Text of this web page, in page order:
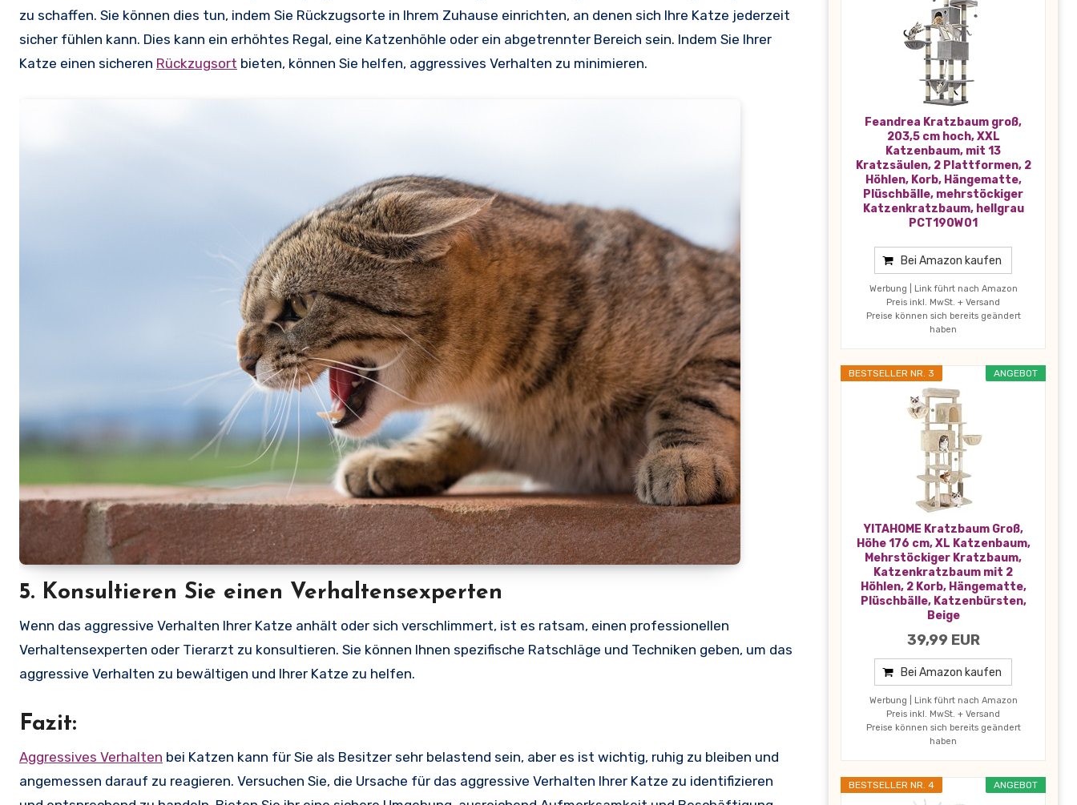
zu schaffen. Sie können dies tun, indem Sie Rückzugsorte in Ihrem Zuhause einrichten, an denen sich Ihre Katze jederzeit
sicher fühlen kann. Dies kann ein erhöhtes Regal, eine Katzenhöhle oder ein abgetrennter Bereich sein. Indem Sie Ihrer
Katze einen sicheren Rückzugsort bieten, können Sie helfen, aggressives Verhalten zu minimieren.
5. Konsultieren Sie einen Verhaltensexperten
Wenn das aggressive Verhalten Ihrer Katze anhält oder sich verschlimmert, ist es ratsam, einen professionellen
Verhaltensexperten oder Tierarzt zu konsultieren. Sie können Ihnen spezifische Ratschläge und Techniken geben, um das
aggressive Verhalten zu bewältigen und Ihrer Katze zu helfen.
Fazit:
Aggressives Verhalten bei Katzen kann für Sie als Besitzer sehr belastend sein, aber es ist wichtig, ruhig zu bleiben und
angemessen darauf zu reagieren. Versuchen Sie, die Ursache für das aggressive Verhalten Ihrer Katze zu identifizieren
Feandrea Kratzbaum groß,
203,5 cm hoch, XXL
Katzenbaum, mit 13
Kratzsäulen, 2 Plattformen, 2
Höhlen, Korb, Hängematte,
Plüschbälle, mehrstöckiger
Katzenkratzbaum, hellgrau
PCT190W01
Bei Amazon kaufen
Werbung | Link führt nach Amazon
Preis inkl. MwSt. + Versand
Preise können sich bereits geändert
haben
ANGEBOT
BESTSELLER NR. 3
YITAHOME Kratzbaum Groß,
Höhe 176 cm, XL Katzenbaum,
Mehrstöckiger Kratzbaum,
Katzenkratzbaum mit 2
Höhlen, 2 Korb, Hängematte,
Plüschbälle, Katzenbürsten,
Beige
39,99 EUR
Bei Amazon kaufen
Werbung | Link führt nach Amazon
Preis inkl. MwSt. + Versand
Preise können sich bereits geändert
haben
ANGEBOT
BESTSELLER NR. 4